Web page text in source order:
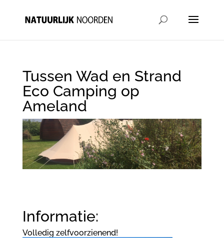
Tussen Wad en Strand
Eco Camping op
Ameland
Informatie:
Volledig zelfvoorzienend!